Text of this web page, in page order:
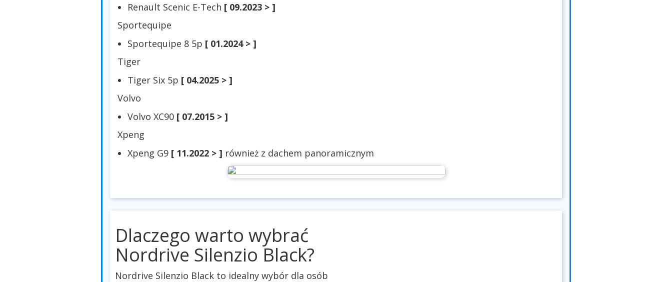
Renault Scenic E-Tech [ 09.2023 > ]
Sportequipe
Sportequipe 8 5p [ 01.2024 > ]
Tiger
Tiger Six 5p [ 04.2025 > ]
Volvo
Volvo XC90 [ 07.2015 > ]
Xpeng
Xpeng G9 [ 11.2022 > ] również z dachem panoramicznym
Dlaczego warto wybrać
Nordrive Silenzio Black?
Nordrive Silenzio Black to idealny wybór dla osób